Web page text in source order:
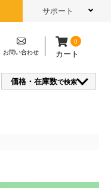
サポート
お問い合わせ
0
カート
価格・在庫数で検索